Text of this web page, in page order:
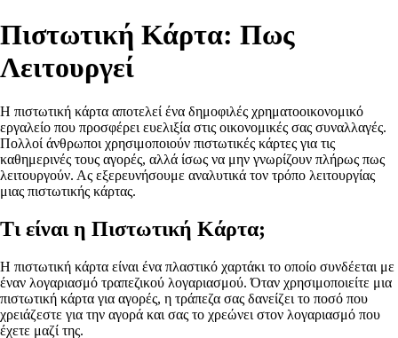
Πιστωτική Κάρτα: Πως
Λειτουργεί
Η πιστωτική κάρτα αποτελεί ένα δημοφιλές χρηματοοικονομικό
εργαλείο που προσφέρει ευελιξία στις οικονομικές σας συναλλαγές.
Πολλοί άνθρωποι χρησιμοποιούν πιστωτικές κάρτες για τις
καθημερινές τους αγορές, αλλά ίσως να μην γνωρίζουν πλήρως πως
λειτουργούν. Ας εξερευνήσουμε αναλυτικά τον τρόπο λειτουργίας
μιας πιστωτικής κάρτας.
Τι είναι η Πιστωτική Κάρτα;
Η πιστωτική κάρτα είναι ένα πλαστικό χαρτάκι το οποίο συνδέεται με
έναν λογαριασμό τραπεζικού λογαριασμού. Όταν χρησιμοποιείτε μια
πιστωτική κάρτα για αγορές, η τράπεζα σας δανείζει το ποσό που
χρειάζεστε για την αγορά και σας το χρεώνει στον λογαριασμό που
έχετε μαζί της.